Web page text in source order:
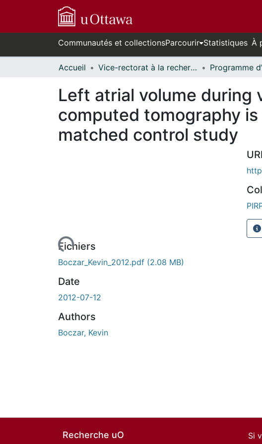
Communautés et collectionsParcourir Statistiques À
Accueil Vice-rectorat à la recherche // Office of the V-P, Research
Left atrial volume during
computed tomography
matched control study
de chargement...Fichiers
Boczar_Kevin_2012.pdf (2.08 MB)
Date
2012-07-12
Authors
Boczar, Kevin
URI
Recherche uO
Si